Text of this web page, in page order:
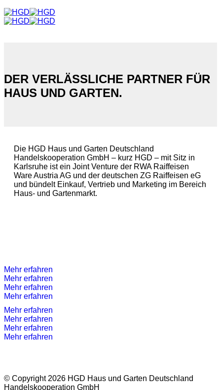
DER VERLÄSSLICHE PARTNER FÜR
HAUS UND GARTEN.
Die HGD Haus und Garten Deutschland
Handelskooperation GmbH – kurz HGD – mit Sitz in
Karlsruhe ist ein Joint Venture der RWA Raiffeisen
Ware Austria AG und der deutschen ZG Raiffeisen eG
und bündelt Einkauf, Vertrieb und Marketing im Bereich
Haus- und Gartenmarkt.
Mehr erfahren
Mehr erfahren
Mehr erfahren
Mehr erfahren
Mehr erfahren
Mehr erfahren
Mehr erfahren
Mehr erfahren
© Copyright 2026 HGD Haus und Garten Deutschland
Handelskooperation GmbH